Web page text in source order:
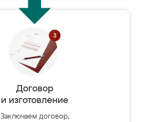
Договор
и изготовление
Заключаем договор,